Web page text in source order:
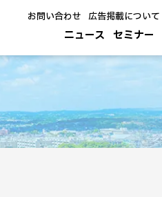
ニュース セミナー
お問い合わせ 広告掲載について